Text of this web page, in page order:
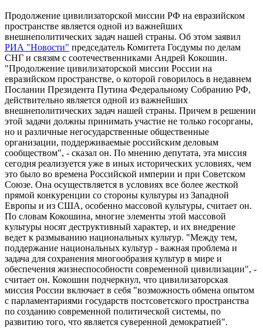
Продолжение цивилизаторской миссии РФ на евразийском
пространстве является одной из важнейших
внешнеполитических задач нашей страны. Об этом заявил
РИА "Новости" председатель Комитета Госдумы по делам
СНГ и связям с соотечественниками Андрей Кокошин.
"Продолжение цивилизаторской миссии России на
евразийском пространстве, о которой говорилось в недавнем
Послании Президента Путина Федеральному Собранию РФ,
действительно является одной из важнейших
внешнеполитических задач нашей страны. Причем в решении
этой задачи должны принимать участие не только госорганы,
но и различные негосударственные общественные
организации, поддерживаемые российским деловым
сообществом", - сказал он. По мнению депутата, эта миссия
сегодня реализуется уже в иных исторических условиях, чем
это было во времена Российской империи и при Советском
Союзе. Она осуществляется в условиях все более жесткой
прямой конкуренции со стороны культуры из Западной
Европы и из США, особенно массовой культуры, считает он.
По словам Кокошина, многие элементы этой массовой
культуры носят деструктивный характер, и их внедрение
ведет к размыванию национальных культур. "Между тем,
поддержание национальных культур - важная проблема и
задача для сохранения многообразия культур в мире и
обеспечения жизнеспособности современной цивилизации", -
считает он. Кокошин подчеркнул, что цивилизаторская
миссия России включает в себя "возможность обмена опытом
с парламентариями государств постсоветского пространства
по созданию современной политической системы, по
развитию того, что является суверенной демократией".